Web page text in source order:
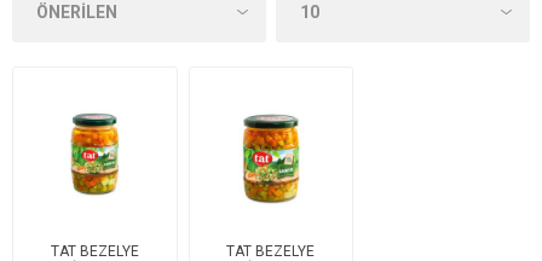
TAT BEZELYE
TAT BEZELYE